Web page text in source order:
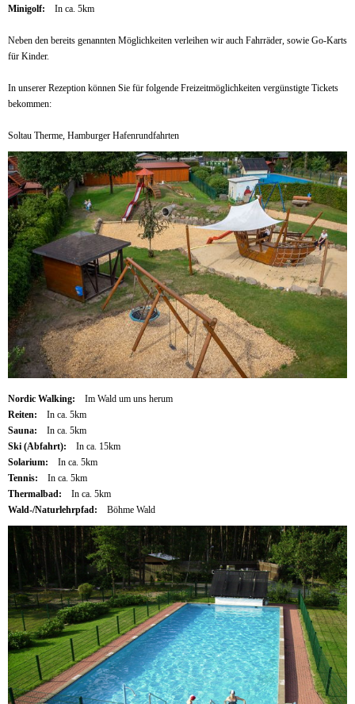
Minigolf:
In ca. 5km
Neben den bereits genannten Möglichkeiten verleihen wir auch Fahrräder, sowie Go-Karts
für Kinder.
In unserer Rezeption können Sie für folgende Freizeitmöglichkeiten vergünstigte Tickets
bekommen:
Soltau Therme, Hamburger Hafenrundfahrten
Nordic Walking:
Im Wald um uns herum
Reiten:
In ca. 5km
Sauna:
In ca. 5km
Ski (Abfahrt):
In ca. 15km
Solarium:
In ca. 5km
Tennis:
In ca. 5km
Thermalbad:
In ca. 5km
Wald-/Naturlehrpfad:
Böhme Wald